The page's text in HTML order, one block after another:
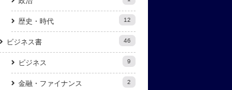
歴史・時代 12
ビジネス書 46
ビジネス 9
金融・ファイナンス 2